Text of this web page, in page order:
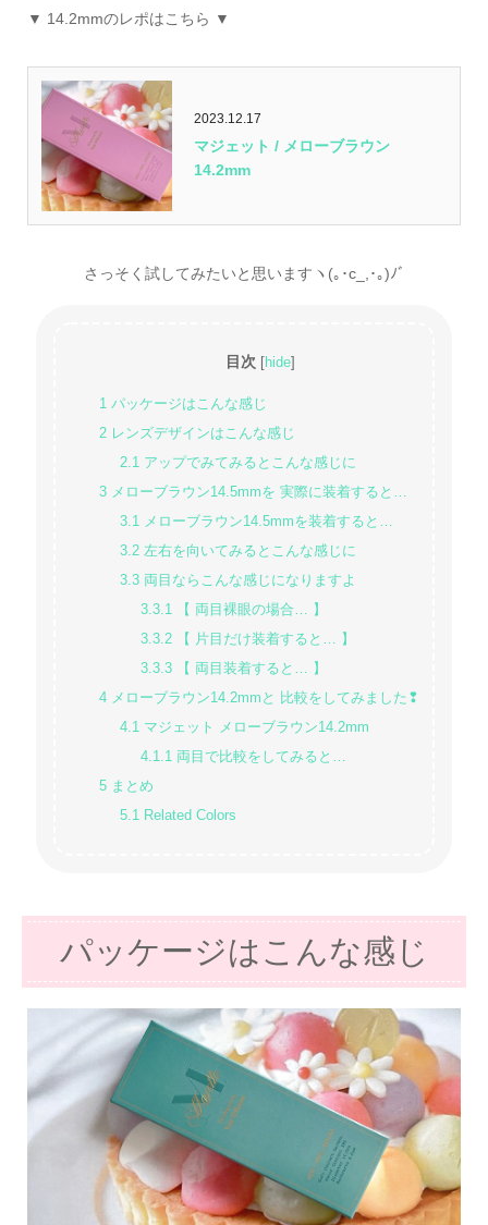
▼ 14.2mmのレポはこちら ▼
2023.12.17
マジェット / メローブラウン
14.2mm
さっそく試してみたいと思いますヽ(｡･c_,･｡)ﾉﾞ
目次 [hide]
1 パッケージはこんな感じ
2 レンズデザインはこんな感じ
2.1アップでみてみるとこんな感じに
3 メローブラウン14.5mmを 実際に装着すると…
3.1メローブラウン14.5mmを装着すると…
3.2左右を向いてみるとこんな感じに
3.3両目ならこんな感じになりますよ
3.3.1【 両目裸眼の場合… 】
3.3.2【 片目だけ装着すると… 】
3.3.3【 両目装着すると… 】
4 メローブラウン14.2mmと 比較をしてみました❢
4.1マジェット メローブラウン14.2mm
4.1.1両目で比較をしてみると…
5 まとめ
5.1Related Colors
パッケージはこんな感じ